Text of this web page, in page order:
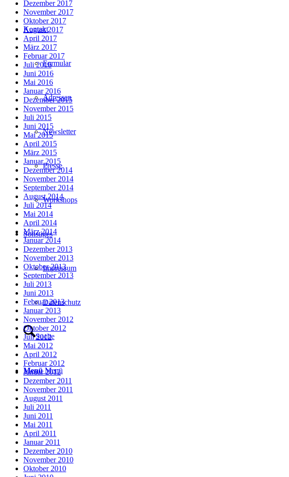
Kontakt
Formular
Adressen
Newsletter
Presse
Workshops
Sonstiges
Impressum
Datenschutz
Suche
Menü Menü
Dezember 2017
November 2017
Oktober 2017
August 2017
April 2017
März 2017
Februar 2017
Juli 2016
Juni 2016
Mai 2016
Januar 2016
Dezember 2015
November 2015
Juli 2015
Juni 2015
Mai 2015
April 2015
März 2015
Januar 2015
Dezember 2014
November 2014
September 2014
August 2014
Juli 2014
Mai 2014
April 2014
März 2014
Januar 2014
Dezember 2013
November 2013
Oktober 2013
September 2013
Juli 2013
Juni 2013
Februar 2013
Januar 2013
November 2012
Oktober 2012
Juli 2012
Mai 2012
April 2012
Februar 2012
Januar 2012
Dezember 2011
November 2011
August 2011
Juli 2011
Juni 2011
Mai 2011
April 2011
Januar 2011
Dezember 2010
November 2010
Oktober 2010